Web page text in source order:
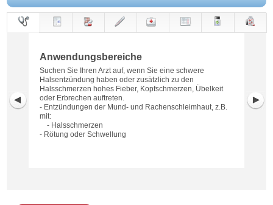
Anwendungsbereiche
Suchen Sie Ihren Arzt auf, wenn Sie eine schwere
Halsentzündung haben oder zusätzlich zu den
Halsschmerzen hohes Fieber, Kopfschmerzen, Übelkeit
oder Erbrechen auftreten.
- Entzündungen der Mund- und Rachenschleimhaut, z.B.
mit:
- Halsschmerzen
- Rötung oder Schwellung